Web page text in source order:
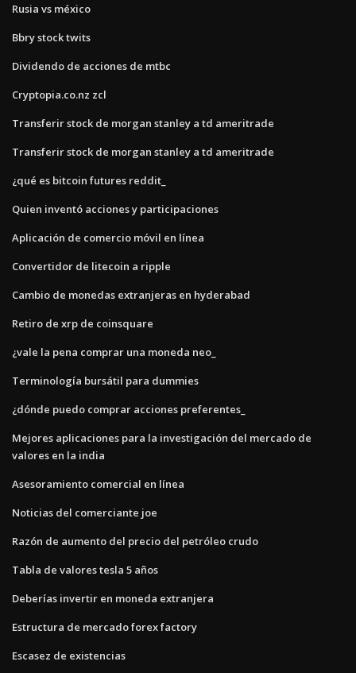
Rusia vs méxico
Bbry stock twits
Dividendo de acciones de mtbc
Cryptopia.co.nz zcl
Transferir stock de morgan stanley a td ameritrade
Transferir stock de morgan stanley a td ameritrade
¿qué es bitcoin futures reddit_
Quien inventó acciones y participaciones
Aplicación de comercio móvil en línea
Convertidor de litecoin a ripple
Cambio de monedas extranjeras en hyderabad
Retiro de xrp de coinsquare
¿vale la pena comprar una moneda neo_
Terminología bursátil para dummies
¿dónde puedo comprar acciones preferentes_
Mejores aplicaciones para la investigación del mercado de
valores en la india
Asesoramiento comercial en línea
Noticias del comerciante joe
Razón de aumento del precio del petróleo crudo
Tabla de valores tesla 5 años
Deberías invertir en moneda extranjera
Estructura de mercado forex factory
Escasez de existencias